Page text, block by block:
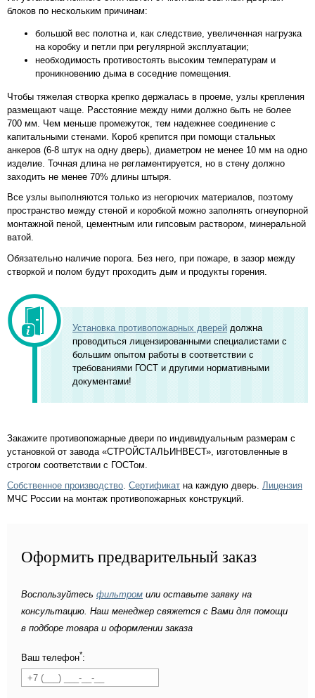
блоков по нескольким причинам:
большой вес полотна и, как следствие, увеличенная нагрузка
на коробку и петли при регулярной эксплуатации;
необходимость противостоять высоким температурам и
проникновению дыма в соседние помещения.
Чтобы тяжелая створка крепко держалась в проеме, узлы крепления
размещают чаще. Расстояние между ними должно быть не более
700 мм. Чем меньше промежуток, тем надежнее соединение с
капитальными стенами. Короб крепится при помощи стальных
анкеров (6-8 штук на одну дверь), диаметром не менее 10 мм на одно
изделие. Точная длина не регламентируется, но в стену должно
заходить не менее 70% длины штыря.
Все узлы выполняются только из негорючих материалов, поэтому
пространство между стеной и коробкой можно заполнять огнеупорной
монтажной пеной, цементным или гипсовым раствором, минеральной
ватой.
Обязательно наличие порога. Без него, при пожаре, в зазор между
створкой и полом будут проходить дым и продукты горения.
Установка противопожарных дверей должна
проводиться лицензированными специалистами с
большим опытом работы в соответствии с
требованиями ГОСТ и другими нормативными
документами!
Закажите противопожарные двери по индивидуальным размерам с
установкой от завода «СТРОЙСТАЛЬИНВЕСТ», изготовленные в
строгом соответствии с ГОСТом.
Собственное производство. Сертификат на каждую дверь. Лицензия
МЧС России на монтаж противопожарных конструкций.
Оформить предварительный заказ
Воспользуйтесь фильтром или оставьте заявку на
консультацию. Наш менеджер свяжется с Вами для помощи
в подборе товара и оформлении заказа
Ваш телефон*: